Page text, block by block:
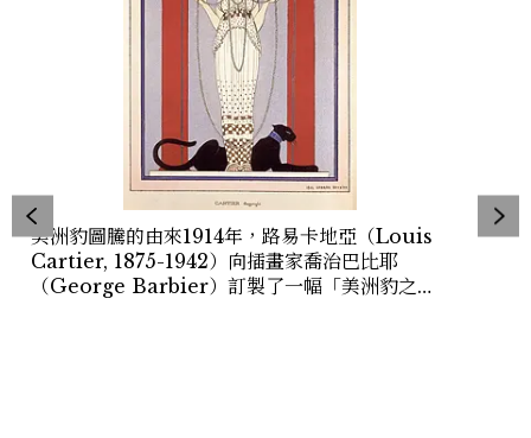
美洲豹圖騰的由來1914年，路易卡地亞（Louis
Cartier, 1875-1942）向插畫家喬治巴比耶
（George Barbier）訂製了一幅「美洲豹之